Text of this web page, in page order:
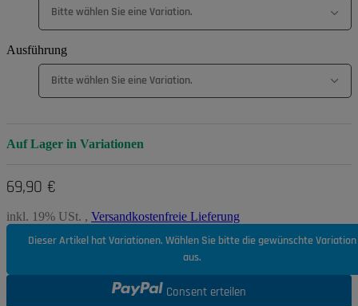
Bitte wählen Sie eine Variation.
Ausführung
Bitte wählen Sie eine Variation.
Auf Lager in Variationen
69,90 €
inkl. 19% USt. , Versandkostenfreie Lieferung
Dieser Artikel hat Variationen. Wählen Sie bitte die gewünschte Variation
aus.
Consent erteilen